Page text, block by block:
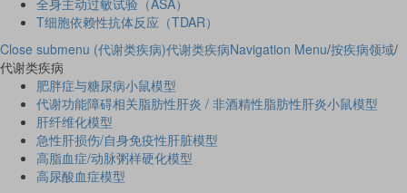
全身主动过敏试验（ASA）
T细胞依赖性抗体反应（TDAR）
Close submenu (代谢类疾病)代谢类疾病Navigation Menu/按疾病领域/
代谢类疾病
肥胖症与糖尿病小鼠模型
代谢功能障碍相关脂肪性肝炎 / 非酒精性脂肪性肝炎小鼠模型
肝纤维化模型
急性肝损伤/自身免疫性肝脏模型
高脂血症/动脉粥样硬化模型
高尿酸血症模型